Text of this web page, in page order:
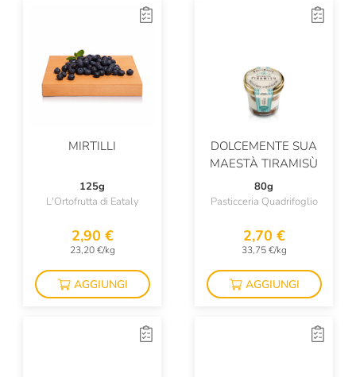
MIRTILLI
125g
L'Ortofrutta di Eataly
2,90 €
23,20 €/kg
AGGIUNGI
DOLCEMENTE SUA
MAESTÀ TIRAMISÙ
80g
Pasticceria Quadrifoglio
2,70 €
33,75 €/kg
AGGIUNGI